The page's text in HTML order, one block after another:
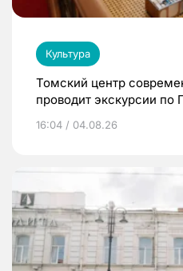
Культура
Томский центр
проводит экскурсии по
16:04 / 04.08.26